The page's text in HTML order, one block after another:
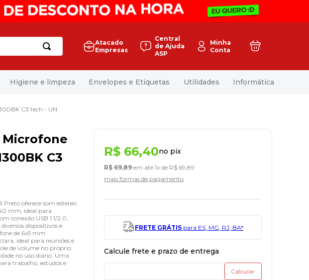
Atacado
Empresas
Central
de Ajuda
ASP
Minha
Conta
Higiene e limpeza Envelopes e Etiquetas Utilidades Informática
C3 tech - UN
Microfone
C3
Preto oferece som estéreo
mm, ideal para
conexão USB 1.1/2.0,
dispositivos e
de 6x5 mm
ideal para reuniões e
de volume no próprio
no uso diário. Uma
trabalho, estudos e
R$ 66,40no pix
R$ 69,89 em até1x de R$ 69 ,89
mais formas de pagamento
FRETE GRÁTIS para ES, MG, RJ, BA*